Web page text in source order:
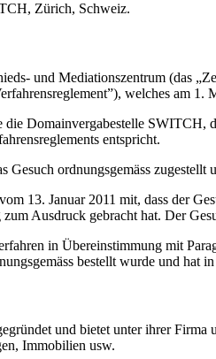
Zürich, Schweiz.
und Mediationszentrum (das
welches am 1.
Domainvergabestelle SWITCH,
entspricht.
Gesuch ordnungsgemäss
13. Januar 2011 mit, dass der
Ausdruck gebracht hat. Der
in Übereinstimmung mit
bestellt wurde und hat
und bietet unter ihrer
Immobilien usw.